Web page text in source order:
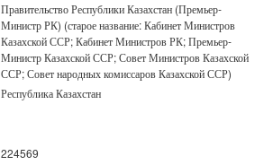
Правительство Республики Казахстан (Премьер-
Министр РК) (старое название: Кабинет Министров
Казахской ССР; Кабинет Министров РК; Премьер-
Министр Казахской ССР; Совет Министров Казахской
ССР; Совет народных комиссаров Казахской ССР)
Республика Казахстан
224569